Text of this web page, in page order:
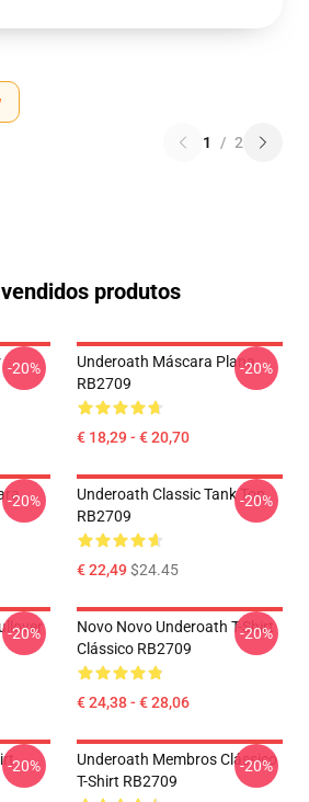
1 / 2
produtos
-20%
Underoath Máscara Plana
RB2709
€ 18,29 - € 20,70
-20%
-20%
Underoath Classic Tank Top
RB2709
€ 22,49$24.45
-20%
-20%
Novo Novo Underoath T-Shirt
Clássico RB2709
€ 24,38 - € 28,06
-20%
-20%
Underoath Membros Clássico
T-Shirt RB2709
-20%